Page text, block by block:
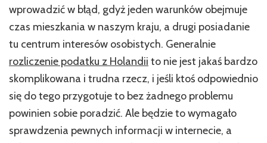
wprowadzić w błąd, gdyż jeden warunków obejmuje
czas mieszkania w naszym kraju, a drugi posiadanie
tu centrum interesów osobistych. Generalnie
rozliczenie podatku z Holandii to nie jest jakaś bardzo
skomplikowana i trudna rzecz, i jeśli ktoś odpowiednio
się do tego przygotuje to bez żadnego problemu
powinien sobie poradzić. Ale będzie to wymagało
sprawdzenia pewnych informacji w internecie, a